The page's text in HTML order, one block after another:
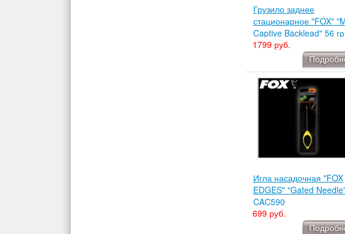
Грузило заднее
стационарное "FOX"
Captive Backlead" 56
CBW002
1799 руб.
Игла насадочная "FOX
EDGES" "Gated
CAC590
699 руб.